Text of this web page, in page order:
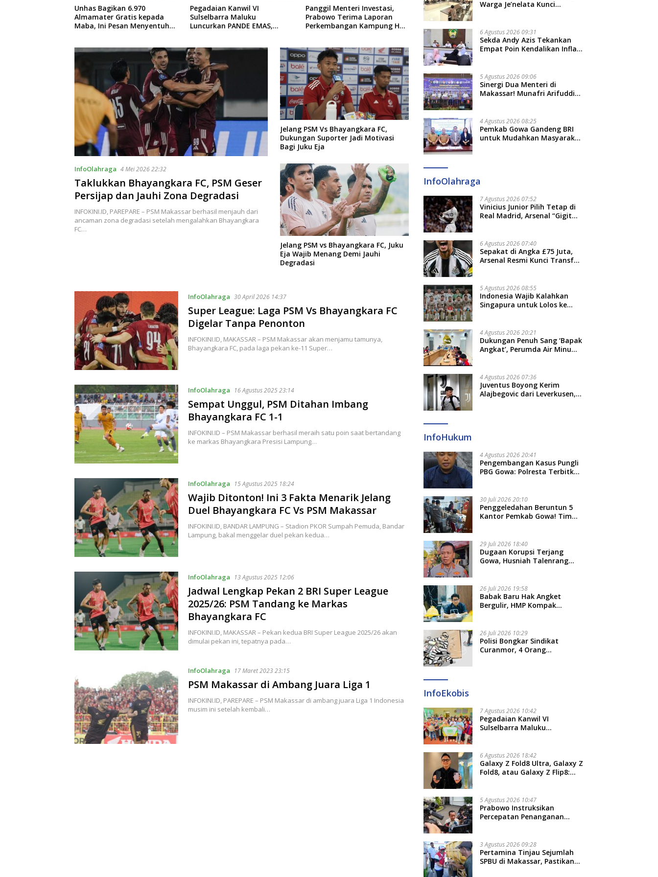
Pegadaian Kanwil VI
Sulselbarra Maluku
Luncurkan PANDE EMAS,
Panggil Menteri Investasi,
Prabowo Terima Laporan
Perkembangan Kampung Haji
Pemkot Makassar Pastikan
PSEL Tetap Berjalan,
Penetapan Lokasi Masih
Vinicius Junior Pilih Tetap di
Real Madrid, Arsenal “Gigit
Menatap Gowa dengan
Sepihak, Tekankan Jalur
Musyawarah, Ingatkan Soal
InfoOlahraga 4 Mei 2026 22:32
Taklukkan Bhayangkara FC, PSM Geser
Persijap dan Jauhi Zona Degradasi
INFOKINI.ID, PAREPARE – PSM Makassar berhasil menjauh dari
ancaman zona degradasi setelah mengalahkan Bhayangkara
FC…
Jelang PSM Vs Bhayangkara FC,
Dukungan Suporter Jadi Motivasi
Bagi Juku Eja
Jelang PSM vs Bhayangkara FC, Juku
Eja Wajib Menang Demi Jauhi
Degradasi
InfoOlahraga 30 April 2026 14:37
Super League: Laga PSM Vs Bhayangkara FC
Digelar Tanpa Penonton
INFOKINI.ID, MAKASSAR – PSM Makassar akan menjamu tamunya,
Bhayangkara FC, pada laga pekan ke-11 Super…
InfoOlahraga 16 Agustus 2025 23:14
Sempat Unggul, PSM Ditahan Imbang
Bhayangkara FC 1-1
INFOKINI.ID – PSM Makassar berhasil meraih satu poin saat bertandang
ke markas Bhayangkara Presisi Lampung…
InfoOlahraga 15 Agustus 2025 18:24
Wajib Ditonton! Ini 3 Fakta Menarik Jelang
Duel Bhayangkara FC Vs PSM Makassar
INFOKINI.ID, BANDAR LAMPUNG – Stadion PKOR Sumpah Pemuda, Bandar
Lampung, bakal menggelar duel pekan kedua…
InfoOlahraga 13 Agustus 2025 12:06
Jadwal Lengkap Pekan 2 BRI Super League
2025/26: PSM Tandang ke Markas
Bhayangkara FC
INFOKINI.ID, MAKASSAR – Pekan kedua BRI Super League 2025/26 akan
dimulai pekan ini, tepatnya pada…
InfoOlahraga 17 Maret 2023 23:15
PSM Makassar di Ambang Juara Liga 1
INFOKINI.ID, PAREPARE – PSM Makassar di ambang juara Liga 1 Indonesia
musim ini setelah kembali…
Adat dan Adab
Warga Je’nelata Kunci
6 Agustus 2026 09:31
Sekda Andy Azis Tekankan
Empat Poin Kendalikan Inflasi
5 Agustus 2026 09:06
Sinergi Dua Menteri di
Makassar! Munafri Arifuddin
Baru
4 Agustus 2026 08:25
Pemkab Gowa Gandeng BRI
untuk Mudahkan Masyarakat
InfoOlahraga
7 Agustus 2026 07:52
Vinicius Junior Pilih Tetap di
Real Madrid, Arsenal “Gigit
6 Agustus 2026 07:40
Sepakat di Angka £75 Juta,
Arsenal Resmi Kunci Transfer
5 Agustus 2026 08:55
Indonesia Wajib Kalahkan
Singapura untuk Lolos ke
4 Agustus 2026 20:21
Dukungan Penuh Sang ‘Bapak
Angkat’, Perumda Air Minum
4 Agustus 2026 07:36
Juventus Boyong Kerim
Alajbegovic dari Leverkusen,
InfoHukum
4 Agustus 2026 20:41
Pengembangan Kasus Pungli
PBG Gowa: Polresta Terbitkan
30 Juli 2026 20:10
Penggeledahan Beruntun 5
Kantor Pemkab Gowa! Tim
Rp16 Miliar
29 Juli 2026 18:40
Dugaan Korupsi Terjang
Gowa, Husniah Talenrang
26 Juli 2026 19:58
​Babak Baru Hak Angket
Bergulir, HMP Kompak
26 Juli 2026 10:29
Polisi Bongkar Sindikat
Curanmor, 4 Orang
InfoEkobis
7 Agustus 2026 10:42
Pegadaian Kanwil VI
Sulselbarra Maluku
Masyarakat
6 Agustus 2026 18:42
Galaxy Z Fold8 Ultra, Galaxy Z
Fold8, atau Galaxy Z Flip8:
5 Agustus 2026 10:47
Prabowo Instruksikan
Percepatan Penanganan
3 Agustus 2026 09:28
Pertamina Tinjau Sejumlah
SPBU di Makassar, Pastikan